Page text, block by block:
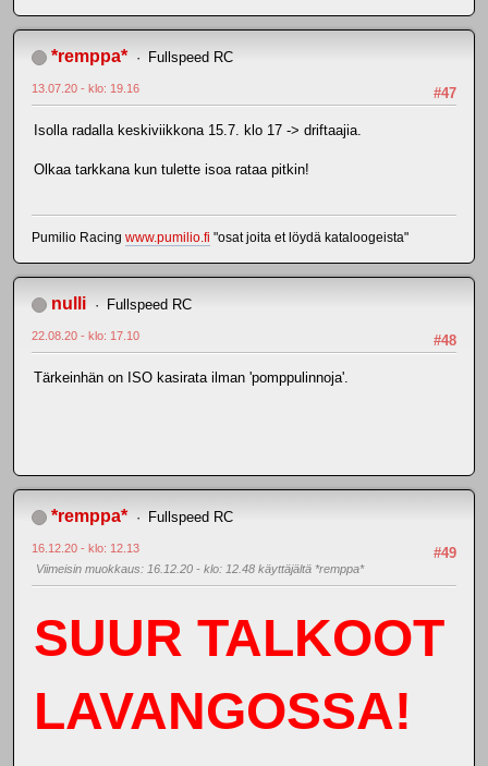
*remppa* Fullspeed RC
#47
13.07.20 - klo: 19.16
Isolla radalla keskiviikkona 15.7. klo 17 -> driftaajia.
Olkaa tarkkana kun tulette isoa rataa pitkin!
Pumilio Racing www.pumilio.fi "osat joita et löydä kataloogeista"
nulli Fullspeed RC
#48
22.08.20 - klo: 17.10
Tärkeinhän on ISO kasirata ilman 'pomppulinnoja'.
*remppa* Fullspeed RC
#49
16.12.20 - klo: 12.13
Viimeisin muokkaus: 16.12.20 - klo: 12.48 käyttäjältä *remppa*
SUUR TALKOOT
LAVANGOSSA!